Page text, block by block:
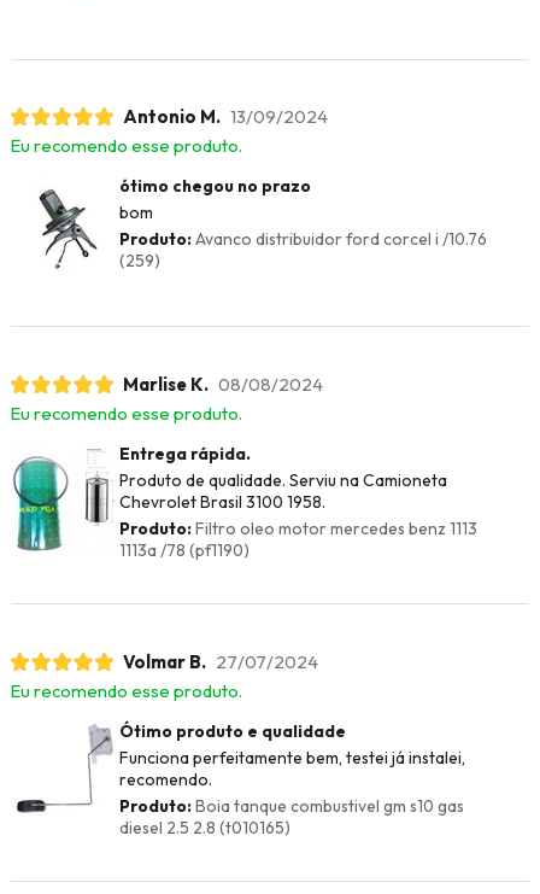
Antonio M. 13/09/2024
Eu recomendo esse produto.
ótimo chegou no prazo
bom
Produto:Avanco distribuidor ford corcel i /10.76
(259)
Marlise K. 08/08/2024
Eu recomendo esse produto.
Entrega rápida.
Produto de qualidade. Serviu na Camioneta
Chevrolet Brasil 3100 1958.
Produto:Filtro oleo motor mercedes benz 1113
1113a /78 (pf1190)
Volmar B. 27/07/2024
Eu recomendo esse produto.
Ótimo produto e qualidade
Funciona perfeitamente bem, testei já instalei,
recomendo.
Produto:Boia tanque combustivel gm s10 gas
diesel 2.5 2.8 (t010165)